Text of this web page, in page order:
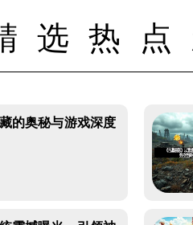
选热点
的奥秘与游戏深度